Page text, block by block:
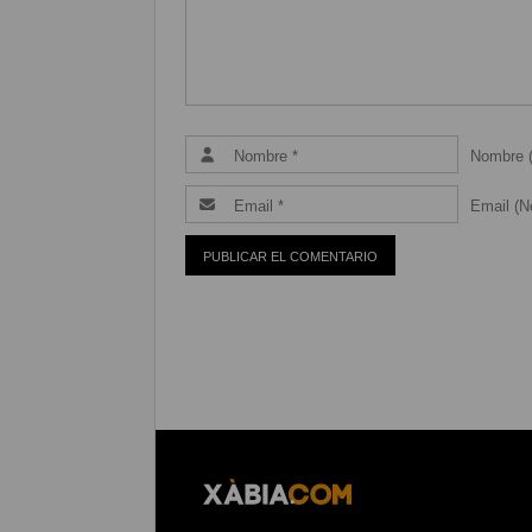
Nombre
Email